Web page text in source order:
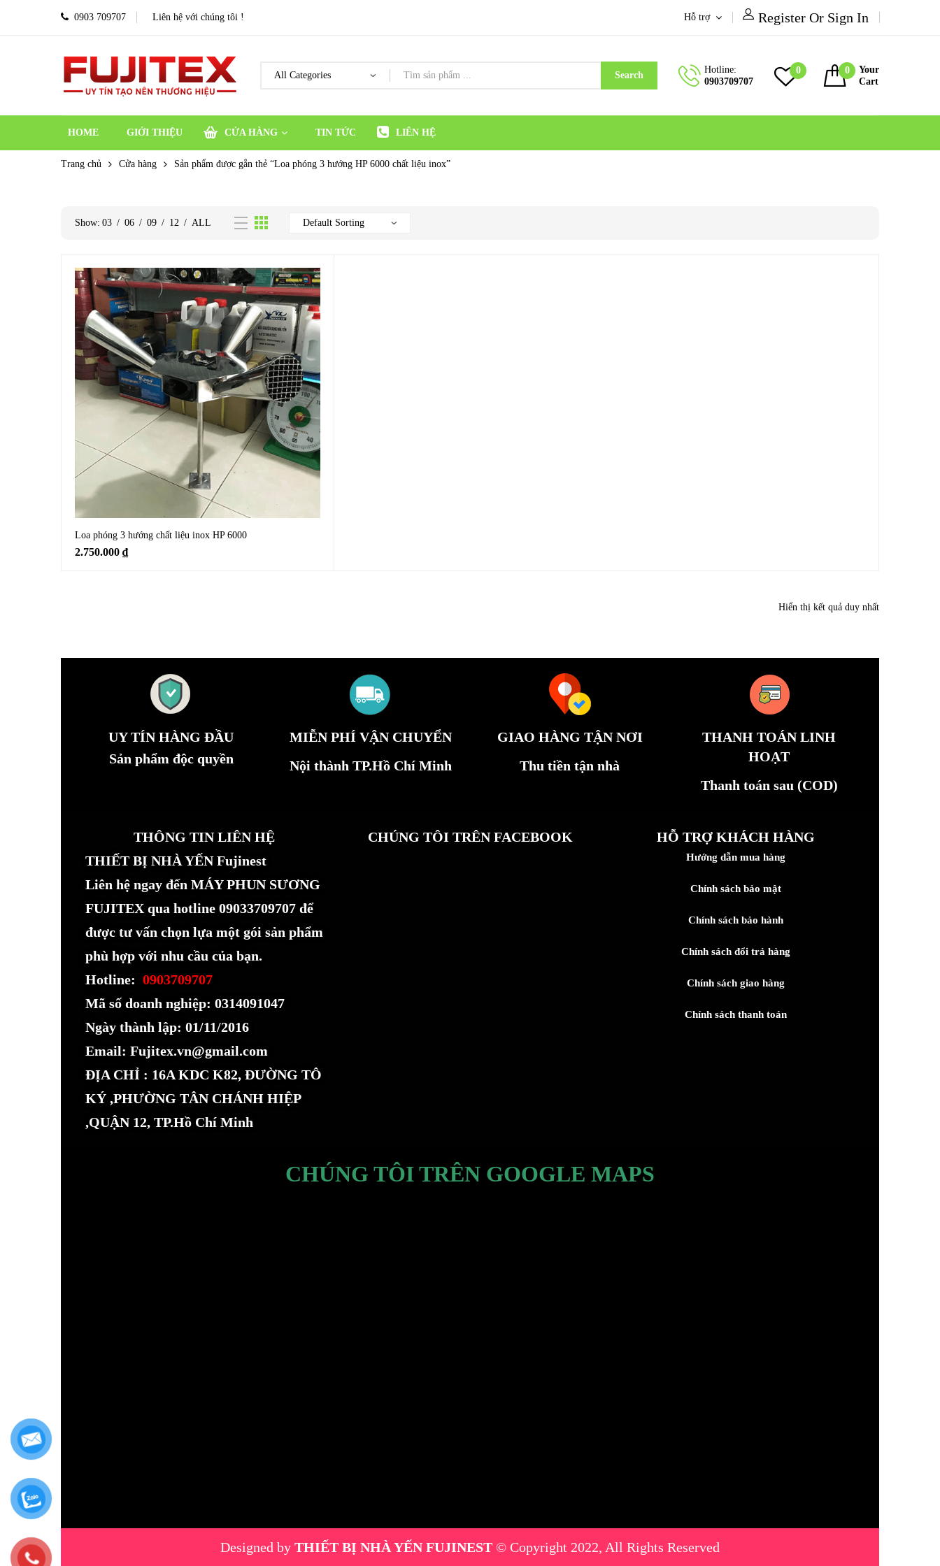
0903 709707 Liên hệ với chúng tôi ! Hỗ trợ Register Or Sign In
Search
Hotline:
0903709707
0 0
Your
Cart
HOME GIỚI THIỆU CỬA HÀNG TIN TỨC LIÊN HỆ
Trang chủ Cửa hàng Sản phẩm được gắn thẻ “Loa phóng 3 hướng HP 6000 chất liệu inox”
Show: 03 / 06 / 09 / 12 / ALL
Loa phóng 3 hướng chất liệu inox HP 6000
2.750.000 ₫
Hiển thị kết quả duy nhất
UY TÍN HÀNG ĐẦU
Sản phẩm độc quyền
MIỄN PHÍ VẬN CHUYỂN
Nội thành TP.Hồ Chí Minh
GIAO HÀNG TẬN NƠI
Thu tiền tận nhà
THANH TOÁN LINH
HOẠT
Thanh toán sau (COD)
THÔNG TIN LIÊN HỆ
THIẾT BỊ NHÀ YẾN Fujinest
Liên hệ ngay đến MÁY PHUN SƯƠNG
FUJITEX qua hotline 09033709707 để
được tư vấn chọn lựa một gói sản phẩm
phù hợp với nhu cầu của bạn.
Hotline: 0903709707
Mã số doanh nghiệp: 0314091047
Ngày thành lập: 01/11/2016
Email: Fujitex.vn@gmail.com
ĐỊA CHỈ : 16A KDC K82, ĐƯỜNG TÔ
KÝ ,PHƯỜNG TÂN CHÁNH HIỆP
,QUẬN 12, TP.Hồ Chí Minh
CHÚNG TÔI TRÊN FACEBOOK HỖ TRỢ KHÁCH HÀNG
Hướng dẫn mua hàng
Chính sách bảo mật
Chính sách bảo hành
Chính sách đổi trả hàng
Chính sách giao hàng
Chính sách thanh toán
CHÚNG TÔI TRÊN GOOGLE MAPS
Designed by THIẾT BỊ NHÀ YẾN FUJINEST © Copyright 2022, All Rights Reserved